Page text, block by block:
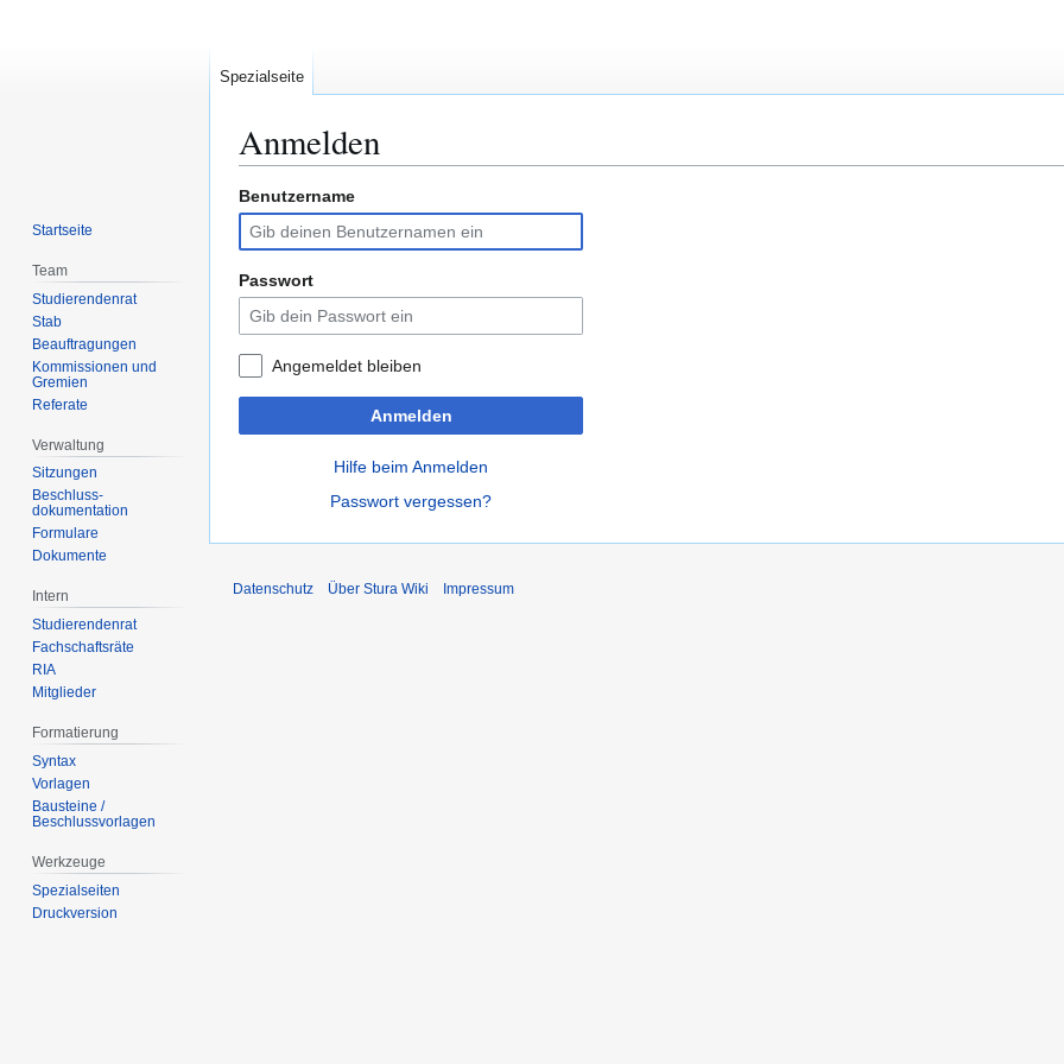
Anmelden
Zur
Navigation
springen
Zur
Suche
springen
Benutzername
Passwort
Angemeldet bleiben
Anmelden
Hilfe beim Anmelden
Passwort vergessen?
Spezialseite
Startseite
Team
Studierendenrat
Stab
Beauftragungen
Kommissionen und
Gremien
Referate
Verwaltung
Sitzungen
Beschluss-
dokumentation
Formulare
Dokumente
Intern
Studierendenrat
Fachschaftsräte
RIA
Mitglieder
Formatierung
Syntax
Vorlagen
Bausteine /
Beschlussvorlagen
Werkzeuge
Spezialseiten
Druckversion
Datenschutz Über Stura Wiki Impressum